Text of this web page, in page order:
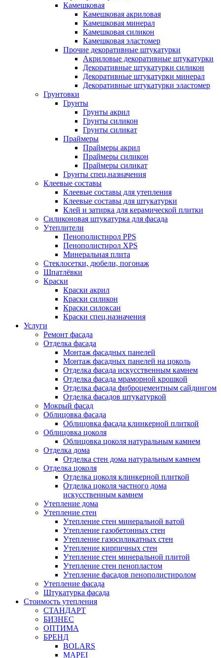
Камешковая
Камешковая акриловая
Камешковая минерал
Камешковая силикон
Камешковая эластомер
Прочие декоративные штукатурки
Акриловые декоративные штукатурки
Декоративные штукатурки силикон
Декоративные штукатурки минерал
Декоративные штукатурки эластомер
Грунтовки
Грунты
Грунты акрил
Грунты силикон
Грунты силикат
Праймеры
Праймеры акрил
Праймеры силикон
Праймеры силикат
Грунты спец.назначения
Клеевые составы
Клеевые составы для утепления
Клеевые составы для штукатурки
Клей и затирка для керамической плитки
Силиконовая штукатурка для фасада
Утеплители
Пенополистирол PPS
Пенополистирол XPS
Минеральная плита
Стеклосетки, дюбели, погонаж
Шпатлёвки
Краски
Краски акрил
Краски силикон
Краски силоксан
Краски спец.назначения
Услуги
Ремонт фасада
Отделка фасада
Монтаж фасадных панелей
Монтаж фасадных панелей на цоколь
Отделка фасада искусственным камнем
Отделка фасада мраморной крошкой
Отделка фасада фиброцементным сайдингом
Отделка фасадов штукатуркой
Мокрый фасад
Облицовка фасада
Облицовка фасада клинкерной плиткой
Облицовка цоколя
Облицовка цоколя натуральным камнем
Отделка дома
Отделка стен дома натуральным камнем
Отделка цоколя
Отделка цоколя клинкерной плиткой
Отделка цоколя частного дома
искусственным камнем
Утепление дома
Утепление стен
Утепление стен минеральной ватой
Утепление газобетонных стен
Утепление газосиликатных стен
Утепление кирпичных стен
Утепление стен минеральной плитой
Утепление стен пенопластом
Утепление фасадов пенополистиролом
Утепление фасада
Штукатурка фасада
Стоимость утепления
СТАНДАРТ
БИЗНЕС
ОПТИМА
БРЕНД
BOLARS
MAPEI